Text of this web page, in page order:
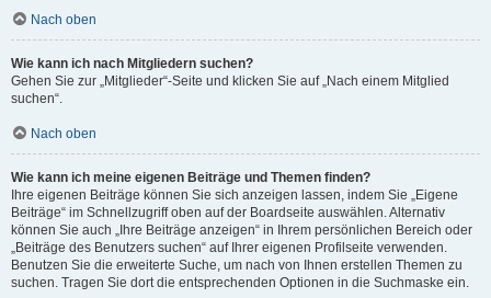
Nach oben
Wie kann ich nach Mitgliedern suchen?
Gehen Sie zur „Mitglieder“-Seite und klicken Sie auf „Nach einem Mitglied
suchen“.
Nach oben
Wie kann ich meine eigenen Beiträge und Themen finden?
Ihre eigenen Beiträge können Sie sich anzeigen lassen, indem Sie „Eigene
Beiträge“ im Schnellzugriff oben auf der Boardseite auswählen. Alternativ
können Sie auch „Ihre Beiträge anzeigen“ in Ihrem persönlichen Bereich oder
„Beiträge des Benutzers suchen“ auf Ihrer eigenen Profilseite verwenden.
Benutzen Sie die erweiterte Suche, um nach von Ihnen erstellen Themen zu
suchen. Tragen Sie dort die entsprechenden Optionen in die Suchmaske ein.